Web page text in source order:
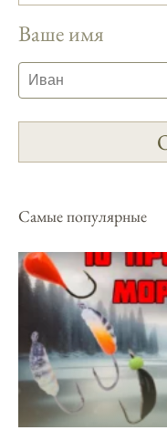
месяцы.
Инструкция
учитывает
Благодаря
Прогноз
рыбы.
Информация
приложении
места для
Прогноз
фаз и
Ваше имя
Самые популярные